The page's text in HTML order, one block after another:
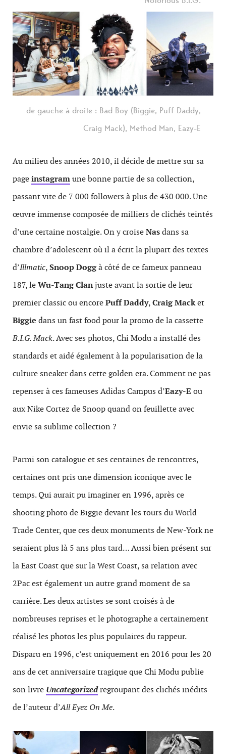
de gauche à droite : Bad Boy (Biggie, Puff Daddy,
Craig Mack), Method Man, Eazy-E
Au milieu des années 2010, il décide de mettre sur sa
pageinstagramune bonne partie de sa collection,
passant vite de 7 000 followers à plus de 430 000. Une
œuvre immense composée de milliers de clichés teintés
d’une certaine nostalgie. On y croiseNasdans sa
chambre d’adolescent où il a écrit la plupart des textes
d’Illmatic,Snoop Doggà côté de ce fameux panneau
187, leWu-Tang Clanjuste avant la sortie de leur
premier classic ou encorePuff Daddy,Craig Macket
Biggie dans un fast food pour la promo de la cassette
B.I.G. Mack. Avec ses photos, Chi Modu a installé des
standards et aidé également à la popularisation de la
culture sneaker dans cette golden era. Comment ne pas
repenser à ces fameuses Adidas Campus d’Eazy-E ou
aux Nike Cortez de Snoop quand on feuillette avec
envie sa sublime collection ?
Parmi son catalogue et ses centaines de rencontres,
certaines ont pris une dimension iconique avec le
temps. Qui aurait pu imaginer en 1996, après ce
shooting photo de Biggie devant les tours du World
Trade Center, que ces deux monuments de New-York ne
seraient plus là 5 ans plus tard… Aussi bien présent sur
la East Coast que sur la West Coast, sa relation avec
2Pac est également un autre grand moment de sa
carrière. Les deux artistes se sont croisés à de
nombreuses reprises et le photographe a certainement
réalisé les photos les plus populaires du rappeur.
Disparu en 1996, c’est uniquement en 2016 pour les 20
ans de cet anniversaire tragique que Chi Modu publie
son livre Uncategorizedregroupant des clichés inédits
de l’auteur d’All Eyez On Me.